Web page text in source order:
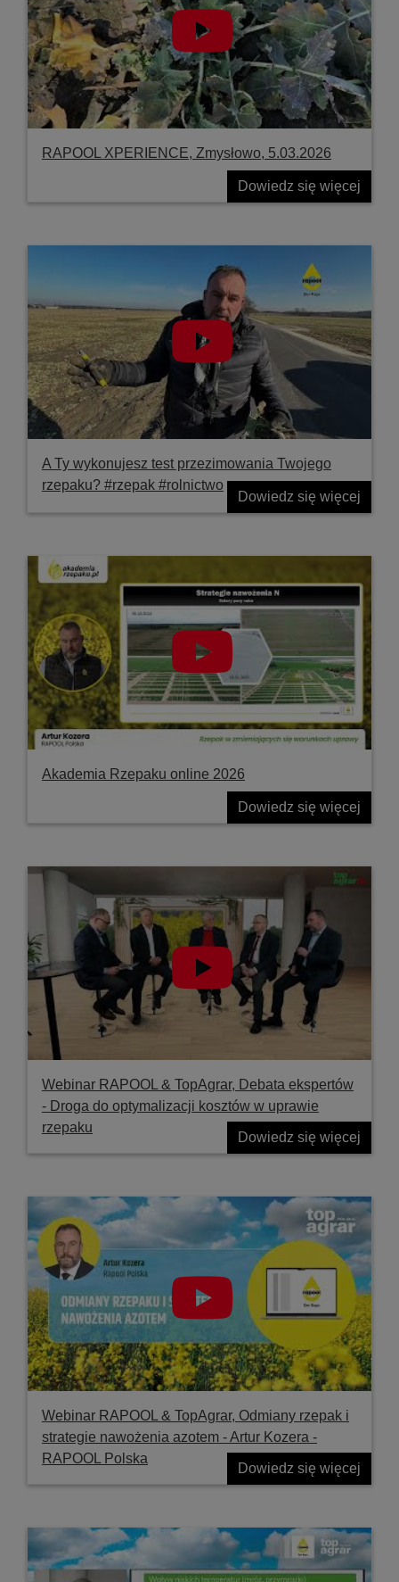
RAPOOL XPERIENCE, Zmysłowo, 5.03.2026
Dowiedz się więcej
A Ty wykonujesz test przezimowania Twojego
rzepaku? #rzepak #rolnictwo
Dowiedz się więcej
Akademia Rzepaku online 2026
Dowiedz się więcej
Webinar RAPOOL & TopAgrar, Debata ekspertów
- Droga do optymalizacji kosztów w uprawie
rzepaku
Dowiedz się więcej
Webinar RAPOOL & TopAgrar, Odmiany rzepak i
strategie nawożenia azotem - Artur Kozera -
RAPOOL Polska
Dowiedz się więcej